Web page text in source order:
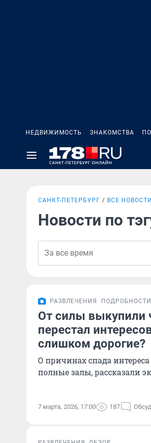
НЕДВИЖИМОСТЬ ЗНАКОМСТВА
САНКТ-ПЕТЕРБУРГ ВСЕ НОВОСТИ
Новости по
РАЗВЛЕЧЕНИЯ ПОДРОБНОСТИ
От силы выкупили
перестал
слишком дорогие?
О причинах спада
полные залы, рассказали
7 марта, 2026, 17:00 187